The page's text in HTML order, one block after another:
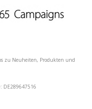
zu Neuheiten, Produkten und
DE289647516